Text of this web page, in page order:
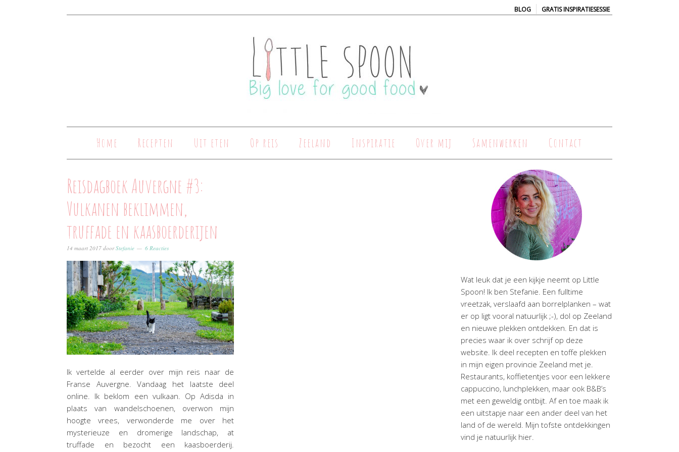
BLOG | GRATIS INSPIRATIESESSIE
Home Recepten Uit eten Op reis Zeeland Inspiratie Over mij Samenwerken Contact
Reisdagboek Auvergne #3:
Vulkanen beklimmen,
truffade en kaasboerderijen
14 maart 2017 doorStefanie 6 Reacties
Ik vertelde al eerder over mijn reis naar de
Franse Auvergne. Vandaag het laatste deel
online. Ik beklom een vulkaan. Op Adisda in
plaats van wandelschoenen, overwon mijn
hoogte vrees, verwonderde me over het
mysterieuze en dromerige landschap, at
truffade en bezocht een kaasboerderij.
Wat leuk dat je een kijkje neemt op Little
Spoon! Ik ben Stefanie. Een fulltime
vreetzak, verslaafd aan borrelplanken – wat
er op ligt vooral natuurlijk ;-), dol op Zeeland
en nieuwe plekken ontdekken. En dat is
precies waar ik over schrijf op deze
website. Ik deel recepten en toffe plekken
in mijn eigen provincie Zeeland met je.
Restaurants, koffietentjes voor een lekkere
cappuccino, lunchplekken, maar ook B&B’s
met een geweldig ontbijt. Af en toe maak ik
een uitstapje naar een ander deel van het
land of de wereld. Mijn tofste ontdekkingen
vind je natuurlijk hier.